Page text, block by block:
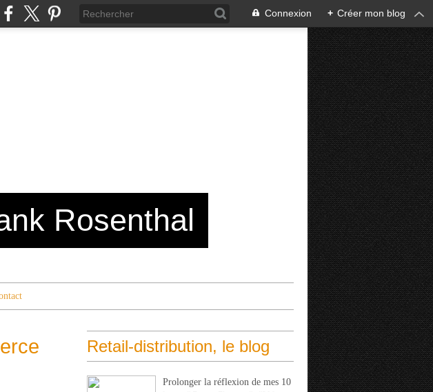
Connexion + Créer mon blog
Rosenthal
Retail-distribution, le blog
Prolonger la réflexion de mes 10